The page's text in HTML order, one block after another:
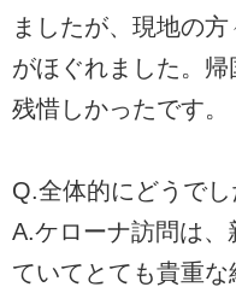
ましたが、現地の
がほぐれました。
残惜しかったです。
Q.全体的にどうでし
A.ケローナ訪問は、
ていてとても貴重